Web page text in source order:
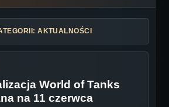
AKTUALNOŚCI
World of Tanks
na 11 czerwca